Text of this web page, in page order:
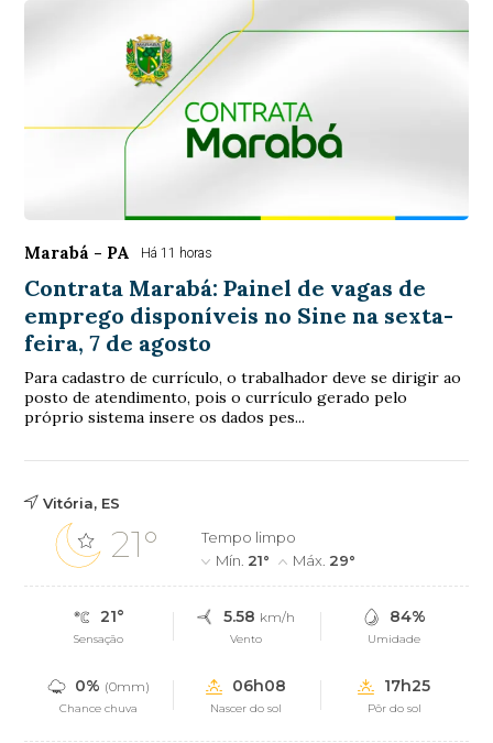
Marabá - PA Há 11 horas
Contrata Marabá: Painel de vagas de
emprego disponíveis no Sine na sexta-
feira, 7 de agosto
Para cadastro de currículo, o trabalhador deve se dirigir ao
posto de atendimento, pois o currículo gerado pelo
próprio sistema insere os dados pes...
Vitória, ES
21°
Tempo limpo
Mín. 21° Máx. 29°
21°
Sensação
5.58 km/h
Vento
84%
Umidade
0% (0mm)
Chance chuva
06h08
Nascer do sol
17h25
Pôr do sol